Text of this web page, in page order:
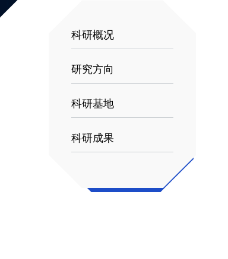
科研概况
研究方向
科研基地
科研成果